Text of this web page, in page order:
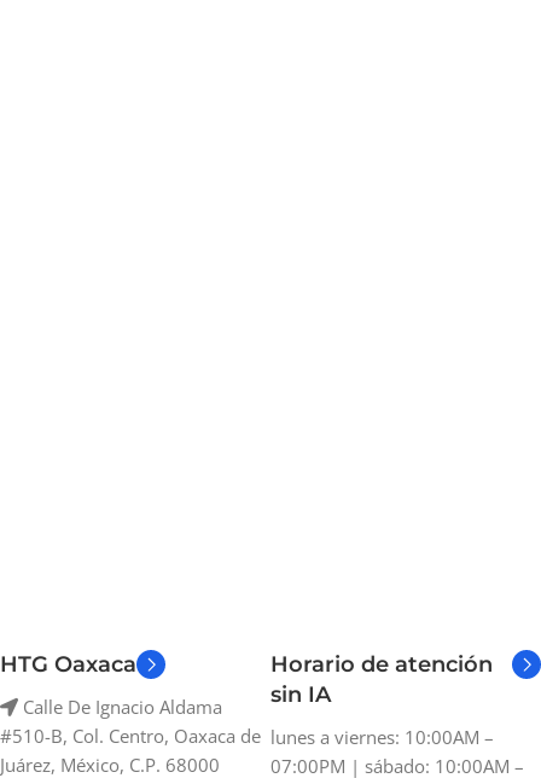
HTG Oaxaca
Calle De Ignacio Aldama
#510-B, Col. Centro, Oaxaca de
Juárez, México, C.P. 68000
Horario de atención
sin IA
lunes a viernes: 10:00AM –
07:00PM | sábado: 10:00AM –